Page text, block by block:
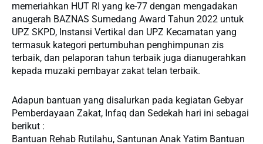
memeriahkan HUT RI yang ke-77 dengan mengadakan
anugerah BAZNAS Sumedang Award Tahun 2022 untuk
UPZ SKPD, Instansi Vertikal dan UPZ Kecamatan yang
termasuk kategori pertumbuhan penghimpunan zis
terbaik, dan pelaporan tahun terbaik juga dianugerahkan
kepada muzaki pembayar zakat telan terbaik.
Adapun bantuan yang disalurkan pada kegiatan Gebyar
Pemberdayaan Zakat, Infaq dan Sedekah hari ini sebagai
berikut :
Bantuan Rehab Rutilahu, Santunan Anak Yatim Bantuan